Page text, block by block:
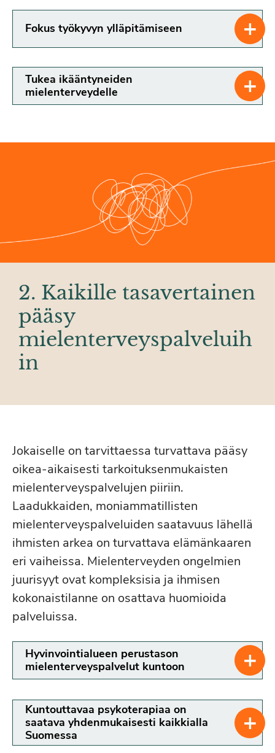
Fokus työkyvyn ylläpitämiseen +
Tukea ikääntyneiden
mielenterveydelle
+
2. Kaikille tasavertainen
pääsy
mielenterveyspalveluih
in
Jokaiselle on tarvittaessa turvattava pääsy
oikea-aikaisesti tarkoituksenmukaisten
mielenterveyspalvelujen piiriin.
Laadukkaiden, moniammatillisten
mielenterveyspalveluiden saatavuus lähellä
ihmisten arkea on turvattava elämänkaaren
eri vaiheissa. Mielenterveyden ongelmien
juurisyyt ovat kompleksisia ja ihmisen
kokonaistilanne on osattava huomioida
palveluissa.
Hyvinvointialueen perustason
mielenterveyspalvelut kuntoon
+
Kuntouttavaa psykoterapiaa on
saatava yhdenmukaisesti kaikkialla
Suomessa
+